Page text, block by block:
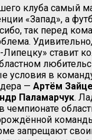
клуба самый
«Запад», а
так перед
ставит
условия в
— Артём
Паламарчук.
чемпионате
запрещают